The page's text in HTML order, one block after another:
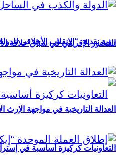
الحضور الإفريقي في سباق خلافة
التعاونيات كركيزة أساسية في
رؤية نقدية: “الانقلاب الأخلاقي
العدالة التاريخية في مواجهة الإرث